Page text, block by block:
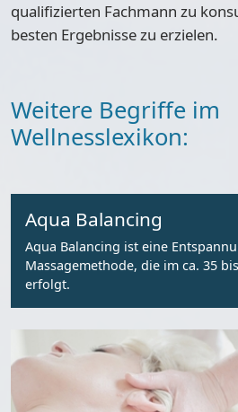
qualifizierten Fachmann zu
besten Ergebnisse zu erzielen.
Weitere Begriffe im
Wellnesslexikon:
Aqua Balancing
Aqua Balancing ist eine
Massagemethode, die im ca. 35
erfolgt.